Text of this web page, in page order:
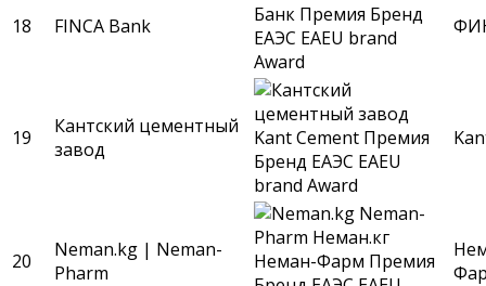
18 FINCA Bank
19
Кантский цементный
завод
20
Neman.kg | Neman-
Pharm